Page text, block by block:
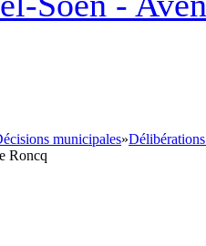
municipales»
Roncq